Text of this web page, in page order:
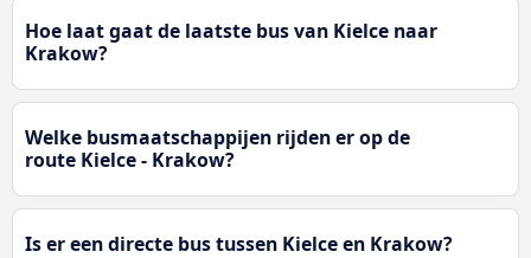
Hoe laat gaat de laatste bus van Kielce naar
Krakow?
Welke busmaatschappijen rijden er op de
route Kielce - Krakow?
Is er een directe bus tussen Kielce en Krakow?